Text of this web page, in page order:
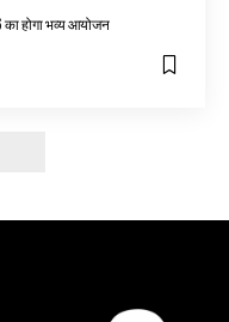
होगा भव्य आयोजन